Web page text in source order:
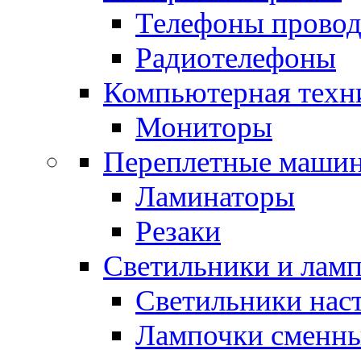
Телефоны
Радиотелефоны
Компьютерная
Мониторы
Переплетные
Ламинаторы
Резаки
Светильники и
Светильники
Лампочки